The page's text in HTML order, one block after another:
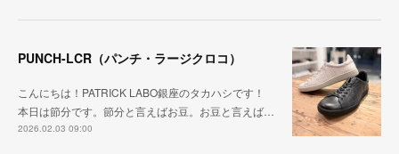
PUNCH-LCR（パンチ・ラージクロコ）
こんにちは！PATRICK LABO銀座のタカハシです！
本日は節分です。節分と言えばお豆。お豆と言えば…
2026.02.03 09:00